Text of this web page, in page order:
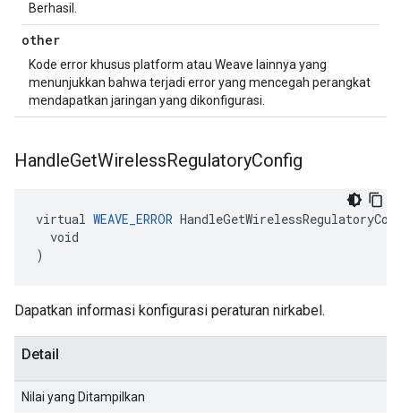
Berhasil.
other
Kode error khusus platform atau Weave lainnya yang
menunjukkan bahwa terjadi error yang mencegah perangkat
mendapatkan jaringan yang dikonfigurasi.
HandleGetWirelessRegulatoryConfig
virtual WEAVE_ERROR
  void
)
Dapatkan informasi konfigurasi peraturan nirkabel.
Detail
Nilai yang Ditampilkan